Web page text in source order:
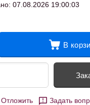
07.08.2026 19:00:03
В
Отложить Задать